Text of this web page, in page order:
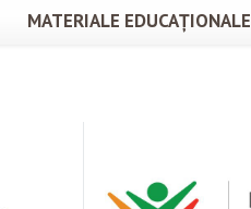
MATERIALE EDUCAȚIONALE